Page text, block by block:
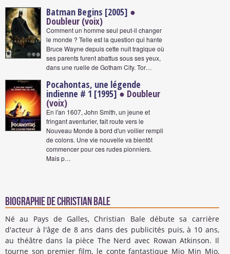
Batman Begins [2005] ●
Doubleur (voix)
Comment un homme seul peut-il changer
le monde ? Telle est la question qui hante
Bruce Wayne depuis cette nuit tragique où
ses parents furent abattus sous ses yeux,
dans une ruelle de Gotham City. Tor…
Pocahontas, une légende
indienne # 1 [1995]● Doubleur
(voix)
En l'an 1607, John Smith, un jeune et
fringant aventurier, fait route vers le
Nouveau Monde à bord d'un voilier rempli
de colons. Une vie nouvelle va bientôt
commencer pour ces rudes pionniers.
Mais p…
Biographie de Christian Bale
Né au Pays de Galles, Christian Bale débute sa carrière
d'acteur à l'âge de 8 ans dans des publicités puis, à 10 ans,
au théâtre dans la pièce The Nerd avec Rowan Atkinson. Il
tourne son premier film, le conte fantastique Mio Min Mio,